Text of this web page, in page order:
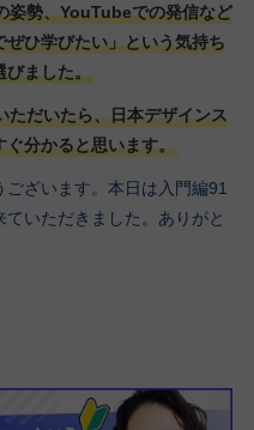
姿勢、YouTubeでの発信など
ひ学びたい」という気持ち
びました。
ただいたら、日本デザインス
ぐ分かると思います。
ざいます。本日は入門編91
いただきました。ありがと